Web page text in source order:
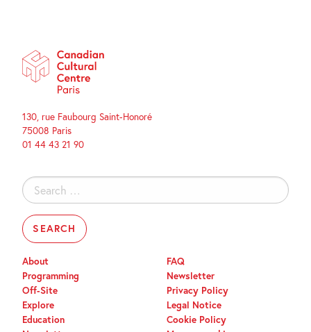
130, rue Faubourg Saint-Honoré
75008 Paris
01 44 43 21 90
Search
for:
About
Programming
Off-Site
Explore
Education
FAQ
Newsletter
Privacy Policy
Legal Notice
Cookie Policy